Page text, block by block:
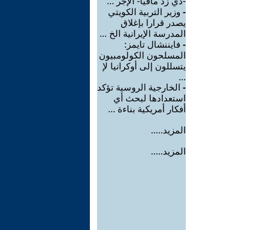
- وزير التربية الكويتي
يصدر قرارا بإغلاق
المدرسة الإيرانية الخ ...
- فايننشال تايمز:
المسلحون الكولومبيون
يتسللون إلى أوكرانيا لإ
...
- الخارجية الروسية تؤكد
استعدادها لبحث أي
أفكار أمريكية بناءة ...
المزيد.....
المزيد.....